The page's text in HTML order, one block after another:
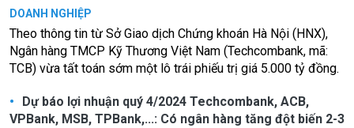
DOANH NGHIỆP
Theo thông tin từ Sở Giao dịch Chứng khoán Hà Nội (HNX),
Ngân hàng TMCP Kỹ Thương Việt Nam (Techcombank, mã:
TCB) vừa tất toán sớm một lô trái phiếu trị giá 5.000 tỷ đồng.
Dự báo lợi nhuận quý 4/2024 Techcombank, ACB,
VPBank, MSB, TPBank,...: Có ngân hàng tăng đột biến 2-3